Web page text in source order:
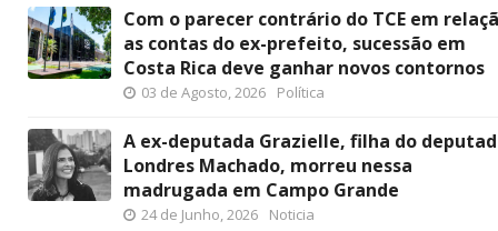
Com o parecer contrário do TCE em
as contas do ex-prefeito, sucessão em
Costa Rica deve ganhar novos contornos
03 de Agosto, 2026 Política
A ex-deputada Grazielle, filha do
Londres Machado, morreu nessa
madrugada em Campo Grande
24 de Junho, 2026 Noticia